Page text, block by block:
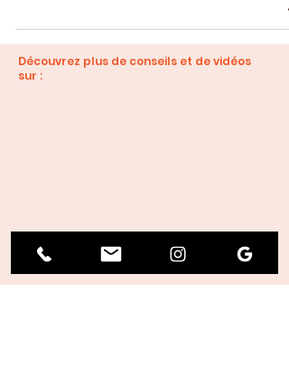
Découvrez plus de conseils et de vidéos
sur :